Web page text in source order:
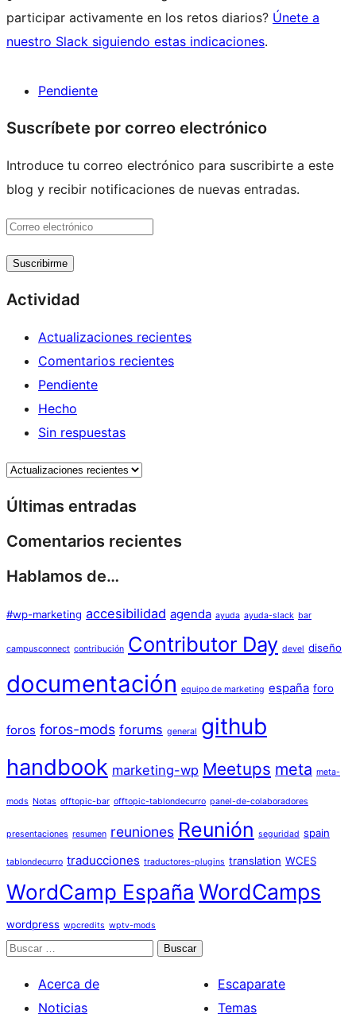
participar activamente en los retos diarios? Únete a
nuestro Slack siguiendo estas indicaciones.
Pendiente
Recursos
del
sitio
Suscríbete por correo electrónico
Introduce tu correo electrónico para suscribirte a este
blog y recibir notificaciones de nuevas entradas.
Correo
Suscribirme
Actividad
Actualizaciones recientes
Comentarios recientes
Pendiente
Hecho
Sin respuestas
Últimas entradas
Comentarios recientes
Hablamos de…
#wp-marketing accesibilidad agenda ayuda ayuda-slack bar
campusconnect contribución Contributor Day devel diseño
documentación equipo de marketing españa foro
foros foros-mods forums general github
handbook marketing-wp Meetups meta meta-
mods Notas offtopic-bar offtopic-tablondecurro panel-de-colaboradores
presentaciones resumen reuniones Reunión seguridad spain
tablondecurro traducciones traductores-plugins translation WCES
WordCamp España WordCamps
wordpress wpcredits wptv-mods
Buscar
Acerca de
Noticias
Escaparate
Temas